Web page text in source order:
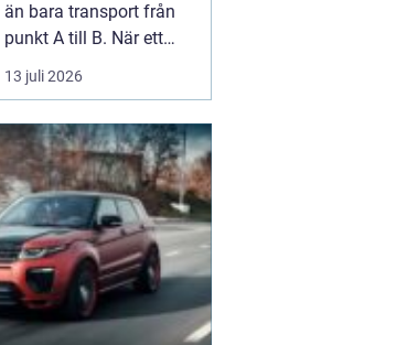
än bara transport från
punkt A till B. När ett
företag planerar en resa
för medarbetare eller
att bygga relationer,
stärka varumärket och
använda tiden på resan
på ett klokt sätt. När
startpunkten är Örebr...
13 juli 2026